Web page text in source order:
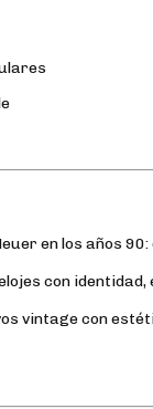
en los años
con
vintage con